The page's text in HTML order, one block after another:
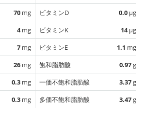
70 mg
4mg
7 mg
26 mg
0.3 mg
0.3 mg
ビタミンD
0.0 µg
ビタミンK
14µg
ビタミンE
1.1 mg
飽和脂肪酸
0.97g
一価不飽和脂肪酸
3.37g
多価不飽和脂肪酸
3.47g